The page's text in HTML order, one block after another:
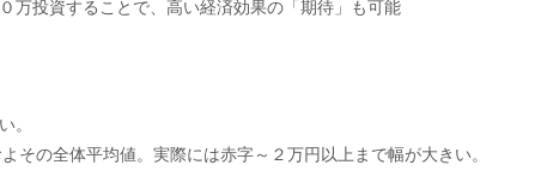
投資することで、高い経済効果の「期待」も可能
。
その全体平均値。実際には赤字～２万円以上まで幅が大きい。